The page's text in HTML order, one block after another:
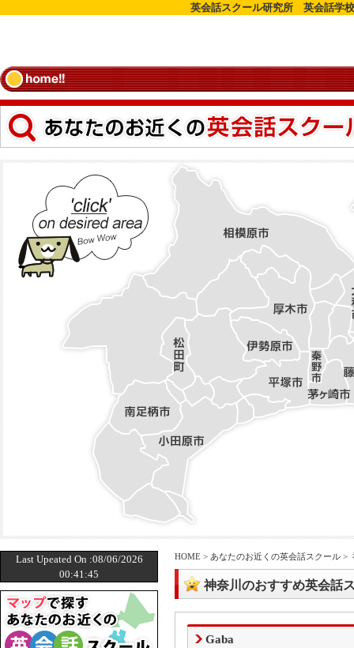
英会話スクール研究所 英会話学
Last Upeated On :08/06/2026
00:41:45
HOME > あなたのお近くの英会話スクール >
神奈川のおすすめ英会話
Gaba